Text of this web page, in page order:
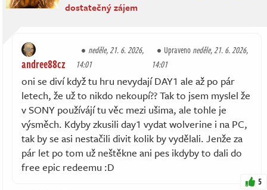
dostatečný zájem
andree88cz
neděle, 21. 6. 2026,
14:01
Upravenoneděle, 21. 6. 2026,
14:01
oni se diví když tu hru nevydají DAY1 ale až po pár
letech, že už to nikdo nekoupí?? Tak to jsem myslel že
v SONY používájí tu věc mezi ušima, ale tohle je
výsměch. Kdyby zkusili day1 vydat wolverine i na PC,
tak by se asi nestačili divit kolik by vydělali. Jenže za
pár let po tom už neštěkne ani pes ikdyby to dali do
free epic redeemu :D
5